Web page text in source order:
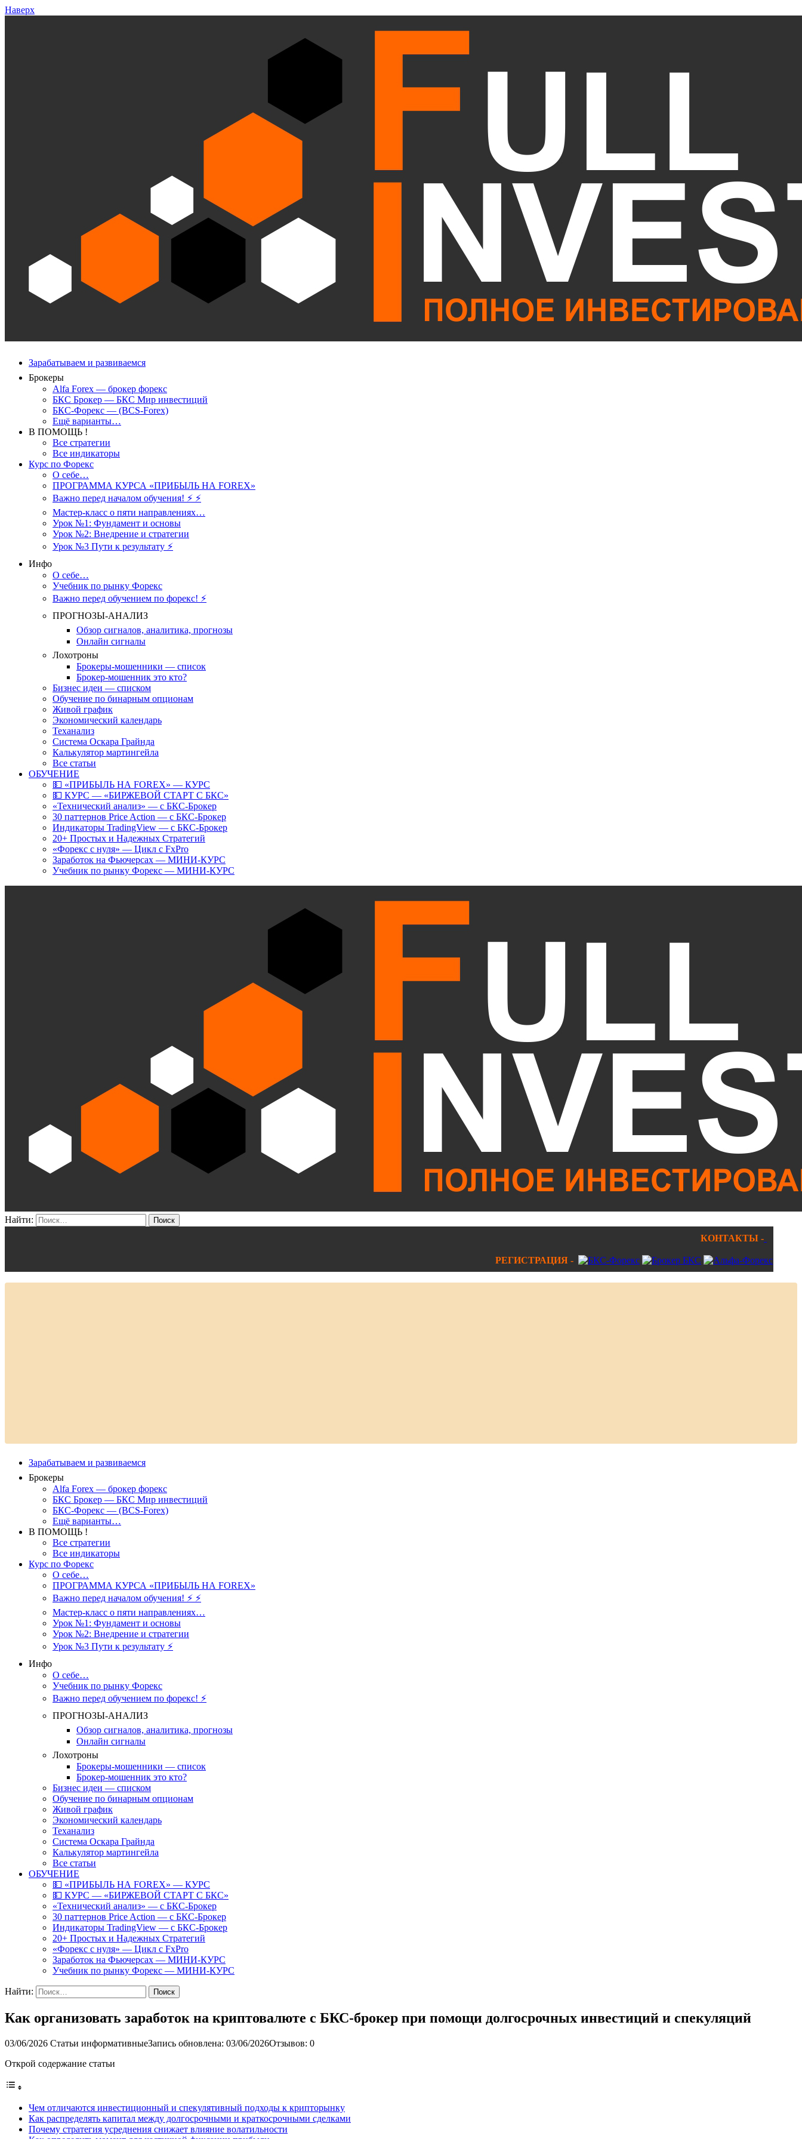
Наверх
Зарабатываем и развиваемся
Брокеры
Alfa Forex — брокер форекс
БКС Брокер — БКС Мир инвестиций
БКС-Форекс — (BCS-Forex)
Ещё варианты…
В ПОМОЩЬ !
Все стратегии
Все индикаторы
Курс по Форекс
О себе…
ПРОГРАММА КУРСА «ПРИБЫЛЬ НА FOREX»
Важно перед началом обучения! ⚡ ⚡
Мастер-класс о пяти направлениях…
Урок №1: Фундамент и основы
Урок №2: Внедрение и стратегии
Урок №3 Пути к результату ⚡️
Инфо
О себе…
Учебник по рынку Форекс
Важно перед обучением по форекс! ⚡
ПРОГНОЗЫ-АНАЛИЗ
Обзор сигналов, аналитика, прогнозы
Онлайн сигналы
Лохотроны
Брокеры-мошенники — список
Брокер-мошенник это кто?
Бизнес идеи — списком
Обучение по бинарным опционам
Живой график
Экономический календарь
Теханализ
Система Оскара Грайнда
Калькулятор мартингейла
Все статьи
ОБУЧЕНИЕ
💵 «ПРИБЫЛЬ НА FOREX» — КУРС
💵 КУРС — «БИРЖЕВОЙ СТАРТ С БКС»
«Технический анализ» — с БКС-Брокер
30 паттернов Price Action — с БКС-Брокер
Индикаторы TradingView — с БКС-Брокер
20+ Простых и Надежных Стратегий
«Форекс с нуля» — Цикл с FxPro
Заработок на Фьючерсах — МИНИ-КУРС
Учебник по рынку Форекс — МИНИ-КУРС
Найти:
КОНТАКТЫ -
РЕГИСТРАЦИЯ -
Зарабатываем и развиваемся
Брокеры
Alfa Forex — брокер форекс
БКС Брокер — БКС Мир инвестиций
БКС-Форекс — (BCS-Forex)
Ещё варианты…
В ПОМОЩЬ !
Все стратегии
Все индикаторы
Курс по Форекс
О себе…
ПРОГРАММА КУРСА «ПРИБЫЛЬ НА FOREX»
Важно перед началом обучения! ⚡ ⚡
Мастер-класс о пяти направлениях…
Урок №1: Фундамент и основы
Урок №2: Внедрение и стратегии
Урок №3 Пути к результату ⚡️
Инфо
О себе…
Учебник по рынку Форекс
Важно перед обучением по форекс! ⚡
ПРОГНОЗЫ-АНАЛИЗ
Обзор сигналов, аналитика, прогнозы
Онлайн сигналы
Лохотроны
Брокеры-мошенники — список
Брокер-мошенник это кто?
Бизнес идеи — списком
Обучение по бинарным опционам
Живой график
Экономический календарь
Теханализ
Система Оскара Грайнда
Калькулятор мартингейла
Все статьи
ОБУЧЕНИЕ
💵 «ПРИБЫЛЬ НА FOREX» — КУРС
💵 КУРС — «БИРЖЕВОЙ СТАРТ С БКС»
«Технический анализ» — с БКС-Брокер
30 паттернов Price Action — с БКС-Брокер
Индикаторы TradingView — с БКС-Брокер
20+ Простых и Надежных Стратегий
«Форекс с нуля» — Цикл с FxPro
Заработок на Фьючерсах — МИНИ-КУРС
Учебник по рынку Форекс — МИНИ-КУРС
Найти:
Как организовать заработок на криптовалюте с БКС-брокер при помощи долгосрочных инвестиций и спекуляций
03/06/2026 Статьи информативныеЗапись обновлена: 03/06/2026Отзывов: 0
Открой содержание статьи
Чем отличаются инвестиционный и спекулятивный подходы к крипторынку
Как распределять капитал между долгосрочными и краткосрочными сделками
Почему стратегия усреднения снижает влияние волатильности